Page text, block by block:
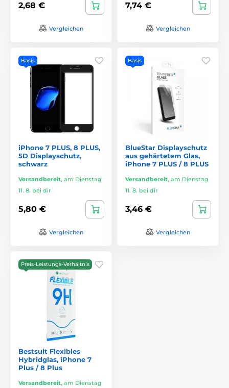
2,68 €
Vergleichen
7,74 €
Vergleichen
Basis
iPhone 7 PLUS, 8 PLUS,
5D Displayschutz,
schwarz
Versandbereit, am Dienstag
11. 8. bei dir
5,80 €
Vergleichen
Basis
BlueStar Displayschutz
aus gehärtetem Glas,
iPhone 7 PLUS / 8 PLUS
Versandbereit, am Dienstag
11. 8. bei dir
3,46 €
Vergleichen
Preis-Leistungs-Verhältnis
Bestsuit Flexibles
Hybridglas, iPhone 7
Plus / 8 Plus
Versandbereit, am Dienstag